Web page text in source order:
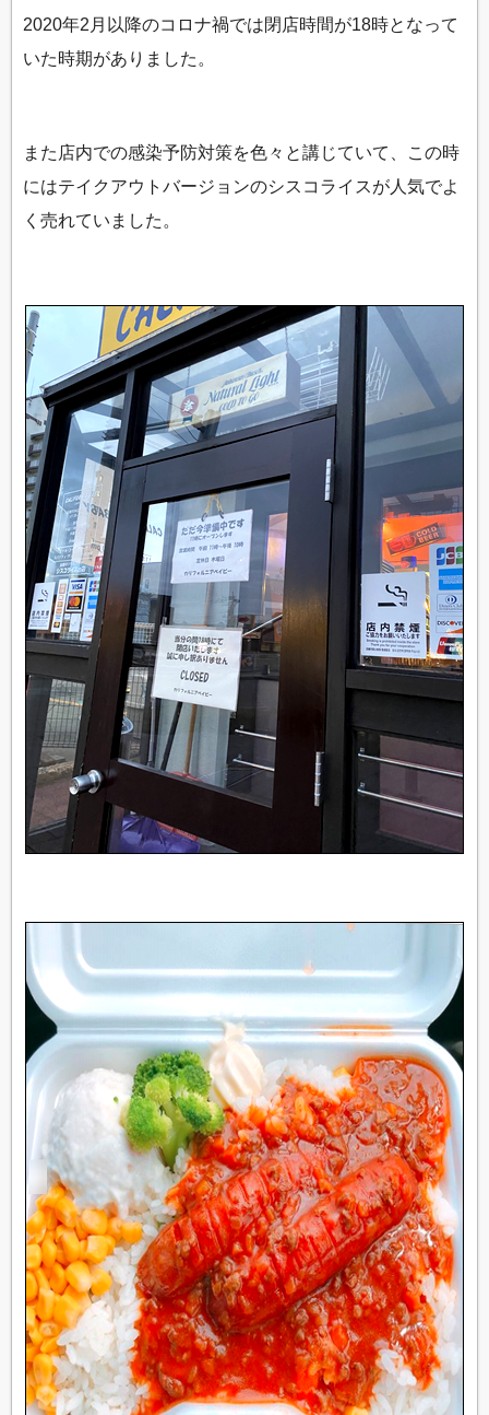
2020年2月以降のコロナ禍では閉店時間が18時となって
いた時期がありました。
また店内での感染予防対策を色々と講じていて、この時
にはテイクアウトバージョンのシスコライスが人気でよ
く売れていました。